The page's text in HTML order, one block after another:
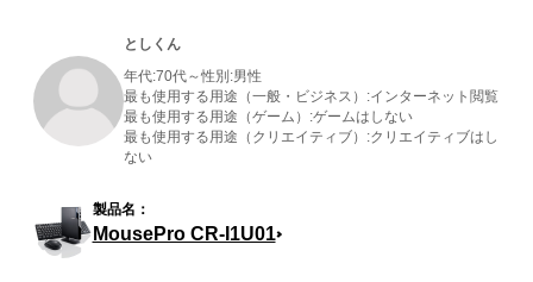
としくん
年代:70代～性別:男性
最も使用する用途（一般・ビジネス）:インターネット閲覧
最も使用する用途（ゲーム）:ゲームはしない
最も使用する用途（クリエイティブ）:クリエイティブはし
ない
MousePro CR-I1U01